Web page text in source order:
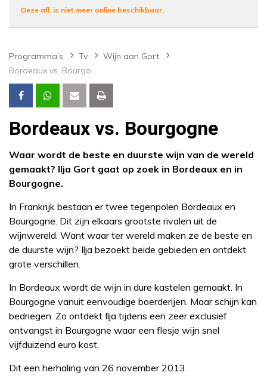
Deze afl. is niet meer online beschikbaar.
Programma’s Tv
Wijn aan Gort
Bordeaux vs. Bourgogne
Bordeaux vs. Bourgogne
Waar wordt de beste en duurste wijn van de wereld
gemaakt? Ilja Gort gaat op zoek in Bordeaux en in
Bourgogne.
In Frankrijk bestaan er twee tegenpolen Bordeaux en
Bourgogne. Dit zijn elkaars grootste rivalen uit de
wijnwereld. Want waar ter wereld maken ze de beste en
de duurste wijn? Ilja bezoekt beide gebieden en ontdekt
grote verschillen.
In Bordeaux wordt de wijn in dure kastelen gemaakt. In
Bourgogne vanuit eenvoudige boerderijen. Maar schijn kan
bedriegen. Zo ontdekt Ilja tijdens een zeer exclusief
ontvangst in Bourgogne waar een flesje wijn snel
vijfduizend euro kost.
Dit een herhaling van 26 november 2013.